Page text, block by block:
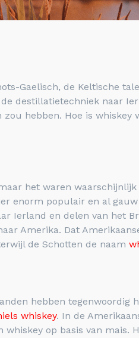
Gaelisch, de Keltische
destillatietechniek naar
hebben. Hoe is
het waren
enorm populair en al
Ierland en delen van het
Amerika. Dat
de Schotten de naam
hebben tegenwoordig
whiskey. In de
whiskey op basis van